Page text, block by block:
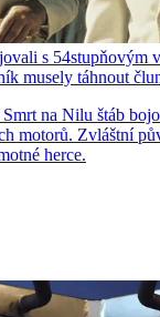
s 54stupňovým
musely táhnout
na Nilu štáb
motorů. Zvláštní
herce.